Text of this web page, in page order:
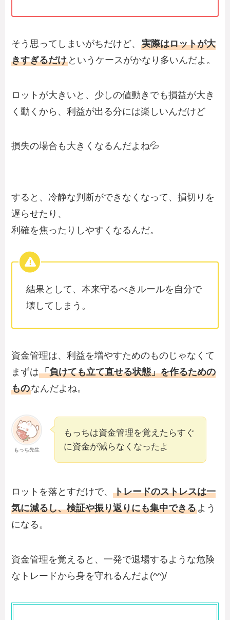
そう思ってしまいがちだけど、実際はロットが大
きすぎるだけ というケースがかなり多いんだよ。
ロットが大きいと、少しの値動きでも損益が大き
く動くから、利益が出る分には楽しいんだけど
損失の場合も大きくなるんだよね💦
すると、冷静な判断ができなくなって、損切りを
遅らせたり、
利確を焦ったりしやすくなるんだ。
結果として、本来守るべきルールを自分で
壊してしまう。
資金管理は、利益を増やすためのものじゃなくて
まずは「負けても立て直せる状態」を作るための
ものなんだよね。
もっち先生
もっちは資金管理を覚えたらすぐ
に資金が減らなくなったよ
ロットを落とすだけで、トレードのストレスは一
気に減るし、検証や振り返りにも集中できるよう
になる。
資金管理を覚えると、一発で退場するような危険
なトレードから身を守れるんだよ(^^)/